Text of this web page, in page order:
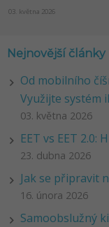
03. května 2026
Nejnovější články
Od mobilního
Využijte systém
03. května 2026
EET vs EET 2.0:
23. dubna 2026
Jak se připravit
16. února 2026
Samoobslužný